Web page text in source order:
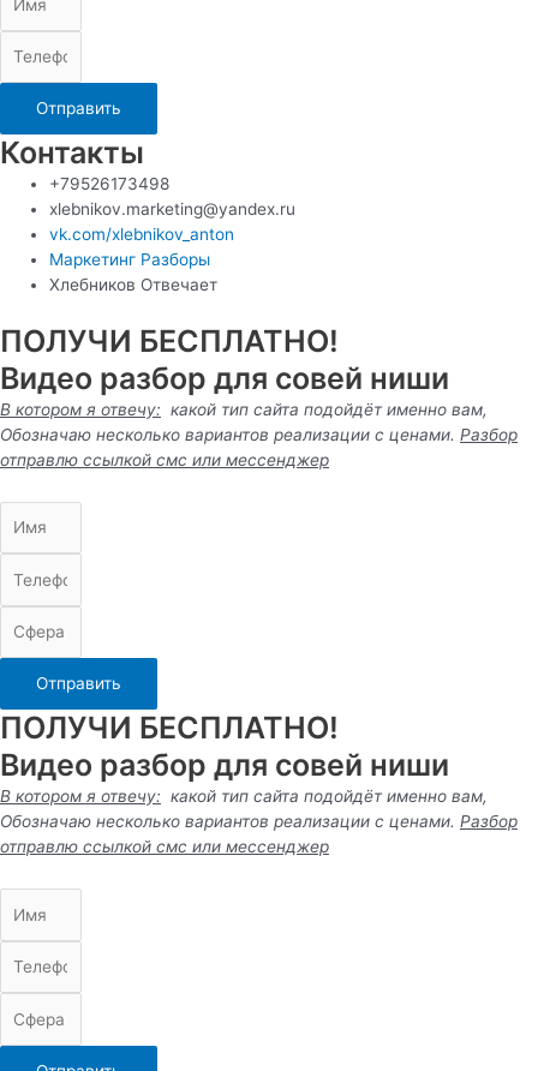
Отправить
Контакты
+79526173498
xlebnikov.marketing@yandex.ru
vk.com/xlebnikov_anton
Маркетинг Разборы
Хлебников Отвечает
ПОЛУЧИ БЕСПЛАТНО!
Видео разбор для совей ниши
В котором я отвечу: какой тип сайта подойдёт именно вам,
Обозначаю несколько вариантов реализации с ценами. Разбор
отправлю ссылкой смс или мессенджер
Отправить
ПОЛУЧИ БЕСПЛАТНО!
Видео разбор для совей ниши
В котором я отвечу: какой тип сайта подойдёт именно вам,
Обозначаю несколько вариантов реализации с ценами. Разбор
отправлю ссылкой смс или мессенджер